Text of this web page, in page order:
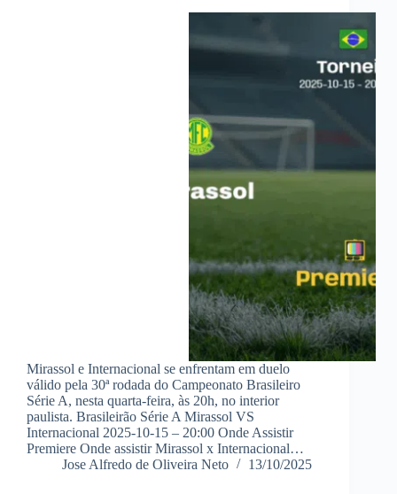
Mirassol e Internacional se enfrentam em duelo
válido pela 30ª rodada do Campeonato Brasileiro
Série A, nesta quarta-feira, às 20h, no interior
paulista. Brasileirão Série A Mirassol VS
Internacional 2025-10-15 – 20:00 Onde Assistir
Premiere Onde assistir Mirassol x Internacional…
Jose Alfredo de Oliveira Neto
13/10/2025